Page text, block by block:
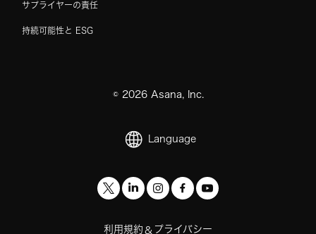
サプライヤーの責任
持続可能性と ESG
© 2026Asana, Inc.
Language
利用規約 & プライバシー